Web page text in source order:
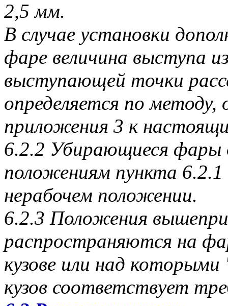
2,5 мм.
В случае установки
фаре величина выступа
выступающей точки
определяется по методу,
приложения 3 к
6.2.2 Убирающиеся
положениям пункта
нерабочем положении.
6.2.3 Положения
распространяются на
кузове или над
кузов соответствует